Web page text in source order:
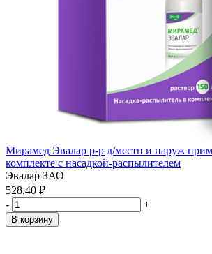
Мирамед Эвалар р-р д/местн и наруж
комплекте с насадкой-распылителем
Эвалар ЗАО
528.40 ₽
-
+
В корзину